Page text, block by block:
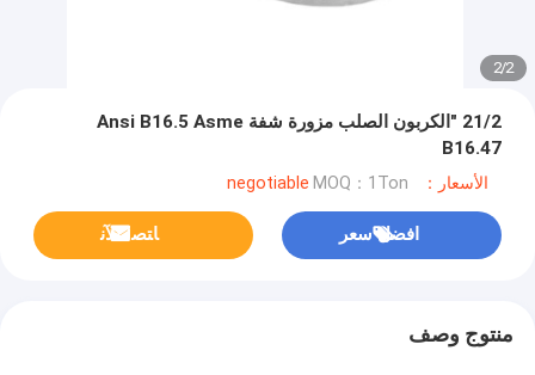
2
/
2
21/2 "الكربون الصلب مزورة شفة Ansi B16.5 Asme
B16.47
الأسعار：negotiable MOQ：1Ton
افضل سعر ﺎﺘﺼﻟ ﺍﻶﻧ
منتوج وصف